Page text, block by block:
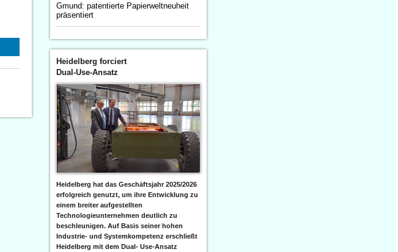
Gmund: patentierte Papierweltneuheit
präsentiert
Heidelberg forciert
Dual-Use-Ansatz
Heidelberg hat das Geschäftsjahr 2025/2026
erfolgreich genutzt, um ihre Entwicklung zu
einem breiter aufgestellten
Technologieunternehmen deutlich zu
beschleunigen. Auf Basis seiner hohen
Industrie- und Systemkompetenz erschließt
Heidelberg mit dem Dual- Use-Ansatz